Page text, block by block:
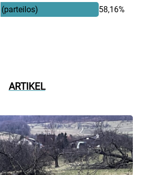
(parteilos) 58,16%
ARTIKEL